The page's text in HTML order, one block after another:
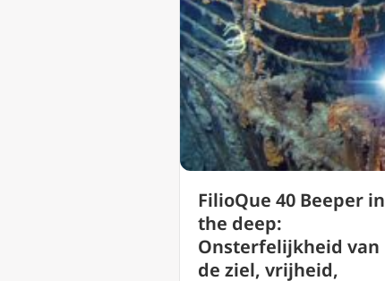
FilioQue 40 Beeper in
the deep:
Onsterfelijkheid van
de ziel, vrijheid,